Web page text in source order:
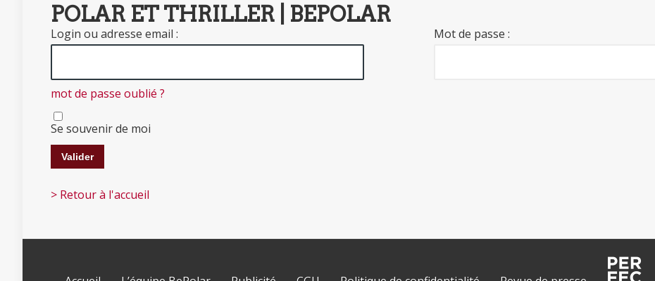
POLAR ET THRILLER | BEPOLAR
Login ou adresse email : Mot de passe :
mot de passe oublié ?
Se souvenir de moi
> Retour à l'accueil